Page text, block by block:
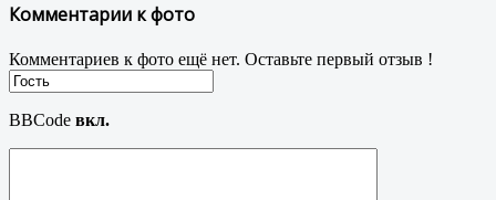
Комментарии к фото
Комментариев к фото ещё нет. Оставьте первый отзыв !
BBCode вкл.